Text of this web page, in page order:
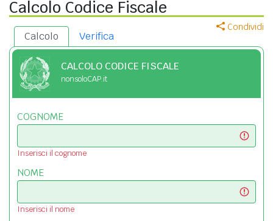
Calcolo Codice Fiscale
Condividi
Calcolo Verifica
CALCOLO CODICE FISCALE
nonsoloCAP.it
COGNOME
Inserisci il cognome
NOME
Inserisci il nome